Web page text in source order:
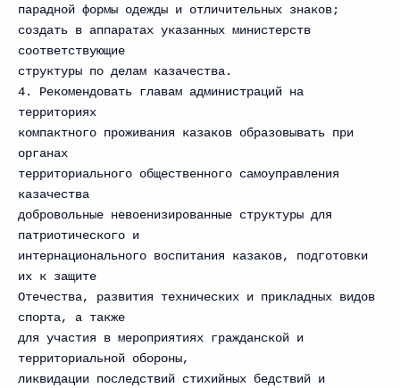
парадной формы одежды и отличительных знаков;
создать в аппаратах указанных министерств
соответствующие
структуры по делам казачества.
4. Рекомендовать главам администраций на
территориях
компактного проживания казаков образовывать при
органах
территориального общественного самоуправления
казачества
добровольные невоенизированные структуры для
патриотического и
интернационального воспитания казаков, подготовки
их к защите
Отечества, развития технических и прикладных видов
спорта, а также
для участия в мероприятиях гражданской и
территориальной обороны,
ликвидации последствий стихийных бедствий и